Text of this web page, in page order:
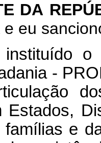
DA
eu
o
-
Estados,
e